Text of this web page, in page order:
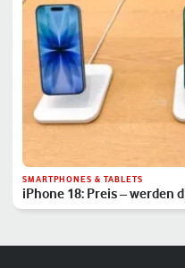
SMARTPHONES & TABLETS
iPhone 18: Preis – werden